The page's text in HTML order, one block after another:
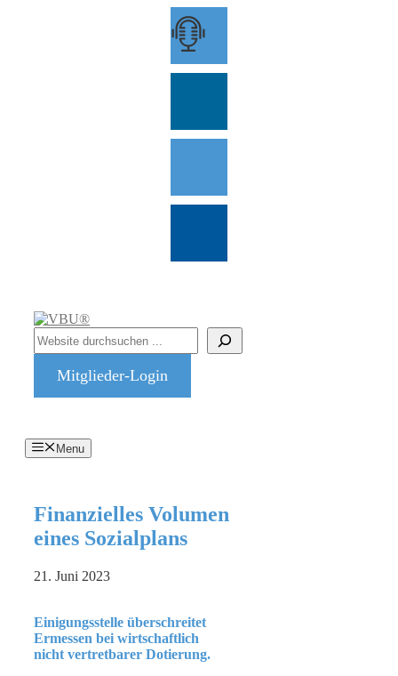
Suchen
Mitglieder-Login
Menu
Finanzielles Volumen
eines Sozialplans
21. Juni 2023
Einigungsstelle überschreitet
Ermessen bei wirtschaftlich
nicht vertretbarer Dotierung.